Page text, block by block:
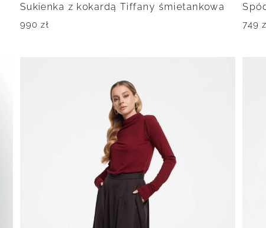
Sukienka z kokardą Tiffany śmietankowa
990zł 749